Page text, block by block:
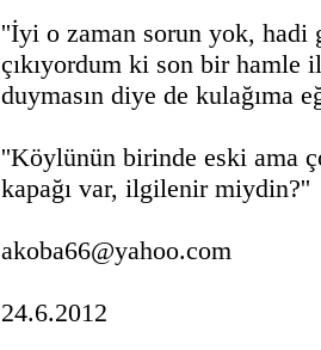
''İyi o zaman sorun yok, hadi
çıkıyordum ki son bir hamle
duymasın diye de kulağıma
''Köylünün birinde eski ama
kapağı var, ilgilenir miydin?''
akoba66@yahoo.com
24.6.2012